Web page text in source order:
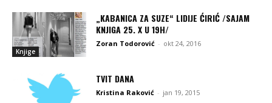
Knjige
„KABANICA ZA SUZE“ LIDIJE ĆIRIĆ /SAJAM
KNJIGA 25. X U 19H/
Zoran Todorović - okt 24, 2016
TVIT DANA
Kristina Raković - jan 19, 2015